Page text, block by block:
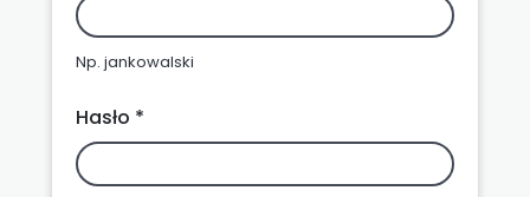
Np. jankowalski
Hasło *